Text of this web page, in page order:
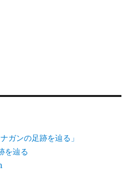
ガンの足跡を辿る」
を辿る